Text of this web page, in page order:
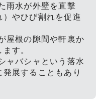
雨水が外壁を直撃
）やひび割れを促進
屋根の隙間や軒裏か
す。
ャバシャという落水
展することもあり